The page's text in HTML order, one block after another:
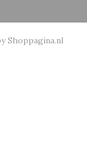
Shoppagina.nl